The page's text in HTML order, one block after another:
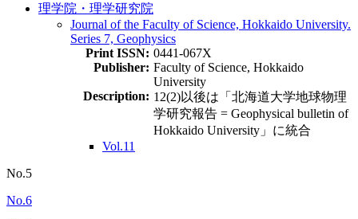
理学院・理学研究院
Journal of the Faculty of Science, Hokkaido University.
Series 7, Geophysics
Print ISSN: 0441-067X
Publisher: Faculty of Science, Hokkaido
University
Description: 12(2)以後は「北海道大学地球物理
学研究報告 = Geophysical bulletin of
Hokkaido University」に統合
Vol.11
No.5
No.6